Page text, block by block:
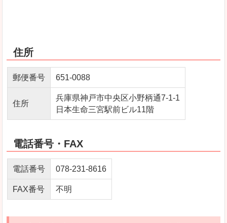
住所
郵便番号 651-0088
住所
兵庫県神戸市中央区小野柄通7-1-1
日本生命三宮駅前ビル11階
電話番号・FAX
電話番号 078-231-8616
FAX番号 不明